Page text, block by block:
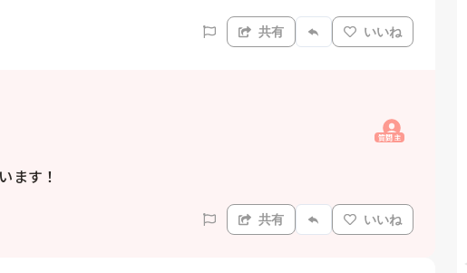
共有 いいね
質問主
ます！
共有 いいね